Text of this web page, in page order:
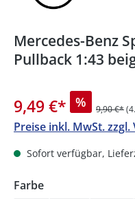
Mercedes-Benz
Pullback 1:43
9,49 €* % 9,90 €*
Preise inkl. MwSt.
Sofort verfügbar,
Farbeauswählen